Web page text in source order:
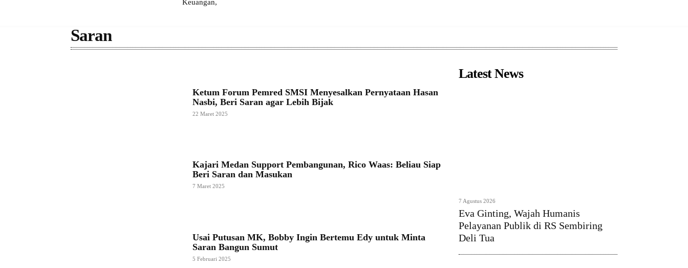
Keuangan,
Saran
Ketum Forum Pemred SMSI Menyesalkan Pernyataan Hasan
Nasbi, Beri Saran agar Lebih Bijak
22 Maret 2025
Kajari Medan Support Pembangunan, Rico Waas: Beliau Siap
Beri Saran dan Masukan
7 Maret 2025
Usai Putusan MK, Bobby Ingin Bertemu Edy untuk Minta
Saran Bangun Sumut
5 Februari 2025
Latest News
7 Agustus 2026
Eva Ginting, Wajah Humanis
Pelayanan Publik di RS Sembiring
Deli Tua